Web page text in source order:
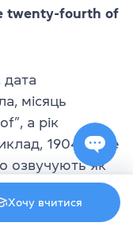
twenty-fourth of
місяць
а рік
1904 — це
озвучують як
озвучувати
Хочу вчитися